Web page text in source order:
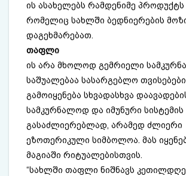
ის ასახელებს რამდენიმე
რომელიც სახლში ბედნიერების
დაგეხმარებათ.
თაფლი
ის არა მხოლოდ გემრიელი
საშუალებაა სასარგებლო
გამოიყენება სხვადასხვა
სამკურნალოდ და იმუნური სისტემის
გასაძლიერებლად, არამედ ძლიერი
ეზოთერიკული სიმბოლოა. მას
მაგიაში რიტუალებისთვის.
“სახლში თაფლი ნიშნავს